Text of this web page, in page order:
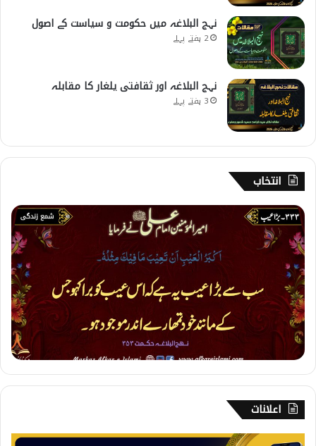
نہج البلاغہ میں حکومت و سیاست کے اصول
2 ہفتے پہلے
نہج البلاغہ اور ثقافتی یلغار کا مقابلہ
3 ہفتے پہلے
انتخاب
3
3
3
۔
ب
ڑ
ا
ع
ی
ب
اعلانات